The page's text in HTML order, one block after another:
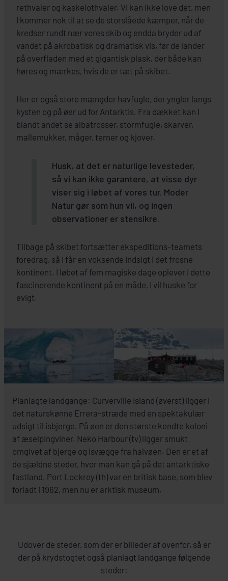
rethvaler og kaskelothvaler. Vi kan ikke love det, men
I kommer nok til at se de storslåede kæmper, når de
kredser rundt nær vores skib og endda bryder ud af
vandet på akrobatisk og dramatisk vis, før de lander
på overfladen med et gigantisk plask, der både kan
høres og mærkes, hvis de er tæt på skibet.
Her er også store mængder havfugle, der yngler langs
kysten og på øer ud for Antarktis. Fra dækket kan I
blandt andet se albatrosser, stormfugle, skarver,
mallemukker, måger, terner og kjover.
Husk, at det er naturlige levesteder,
så vi kan ikke garantere, at visse dyr
viser sig i løbet af vores tur. Moder
Natur gør som hun vil, og ingen
observationer er stensikre.
Tilbage på skibet fortsætter ekspeditions-teamets
foredrag, så I får en voksende indsigt i det frosne
kontinent. I løbet af fem magiske dage oplever I dette
fascinerende kontinent på en måde, I vil huske for
evigt.
Planlagte landgange: Curverville Island (øverst) ligger i
det naturskønne Errera-stræde med en spektakulær
udsigt til isbjerge. På øen er den største kendte koloni
af æselpingviner. Neko Harbour (tv) ligger smukt
omgivet af bjerge og isvægge fra halvøen. Den er et af
de sjældne steder, hvor man kan gå på det antarktiske
fastland. Port Lockroy (th) var en britisk base, som blev
forladt i 1962, men nu er arktisk museum.
Udover de steder, som der er billeder af ovenfor, så er
der på krydstogtet også planlagt landgange følgende
steder: